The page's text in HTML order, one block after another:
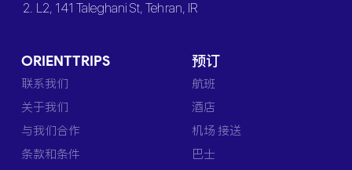
2. L2, 141 Taleghani St, Tehran, IR
ORIENTTRIPS
联系我们
关于我们
与我们合作
条款和条件
预订
航班
酒店
机场 接送
巴士